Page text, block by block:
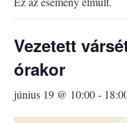
Vezetett
órakor
június 19 @ 10:00-